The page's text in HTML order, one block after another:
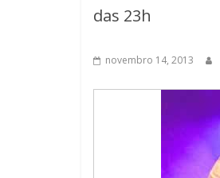
das 23h
novembro 14, 2013